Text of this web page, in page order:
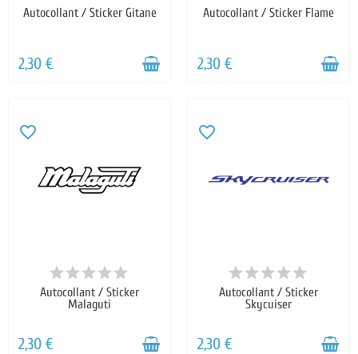
Autocollant / Sticker Gitane
2,30 €
Autocollant / Sticker Flame
2,30 €
favorite_border
Autocollant / Sticker
Malaguti
2,30 €
favorite_border
Autocollant / Sticker
Skycuiser
2,30 €